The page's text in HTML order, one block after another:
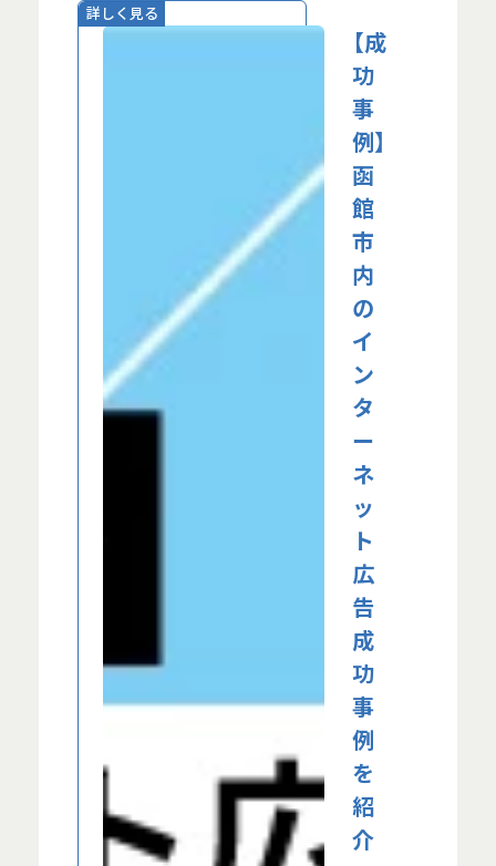
詳しく見る
【成
功
事
例】
函
館
市
内
の
イ
ン
タ
ー
ネ
ッ
ト
広
告
成
功
事
例
を
紹
介